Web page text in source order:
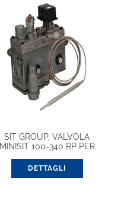
SIT GROUP, VALVOLA
MINISIT 100-340 RP PER
DETTAGLI